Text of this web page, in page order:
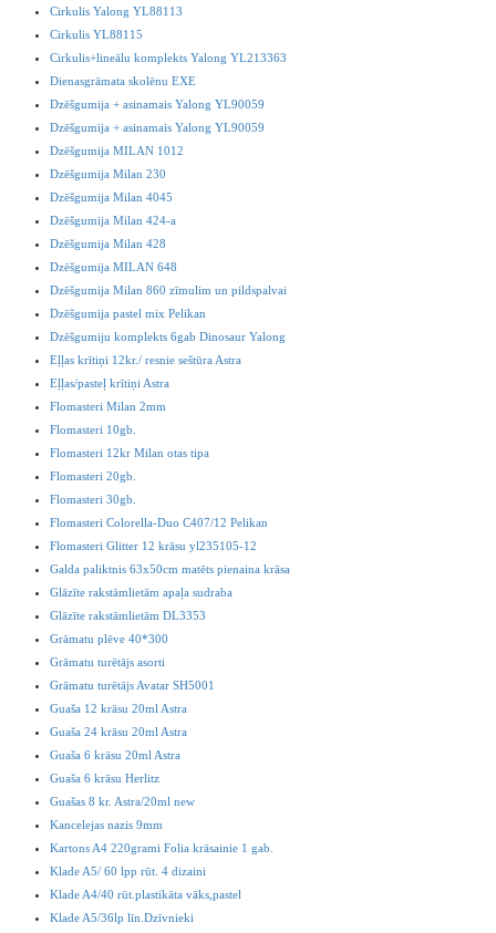
Cirkulis Yalong YL88113
Cirkulis YL88115
Cirkulis+lineālu komplekts Yalong YL213363
Dienasgrāmata skolēnu EXE
Dzēšgumija + asinamais Yalong YL90059
Dzēšgumija + asinamais Yalong YL90059
Dzēšgumija MILAN 1012
Dzēšgumija Milan 230
Dzēšgumija Milan 4045
Dzēšgumija Milan 424-a
Dzēšgumija Milan 428
Dzēšgumija MILAN 648
Dzēšgumija Milan 860 zīmulim un pildspalvai
Dzēšgumija pastel mix Pelikan
Dzēšgumiju komplekts 6gab Dinosaur Yalong
Eļļas krītiņi 12kr./ resnie seštūra Astra
Eļļas/pasteļ krītiņi Astra
Flomasteri Milan 2mm
Flomasteri 10gb.
Flomasteri 12kr Milan otas tipa
Flomasteri 20gb.
Flomasteri 30gb.
Flomasteri Colorella-Duo C407/12 Pelikan
Flomasteri Glitter 12 krāsu yl235105-12
Galda paliktnis 63x50cm matēts pienaina krāsa
Glāzīte rakstāmlietām apaļa sudraba
Glāzīte rakstāmlietām DL3353
Grāmatu plēve 40*300
Grāmatu turētājs asorti
Grāmatu turētājs Avatar SH5001
Guaša 12 krāsu 20ml Astra
Guaša 24 krāsu 20ml Astra
Guaša 6 krāsu 20ml Astra
Guaša 6 krāsu Herlitz
Guašas 8 kr. Astra/20ml new
Kancelejas nazis 9mm
Kartons A4 220grami Folia krāsainie 1 gab.
Klade A5/ 60 lpp rūt. 4 dizaini
Klade A4/40 rūt.plastikāta vāks,pastel
Klade A5/36lp līn.Dzīvnieki